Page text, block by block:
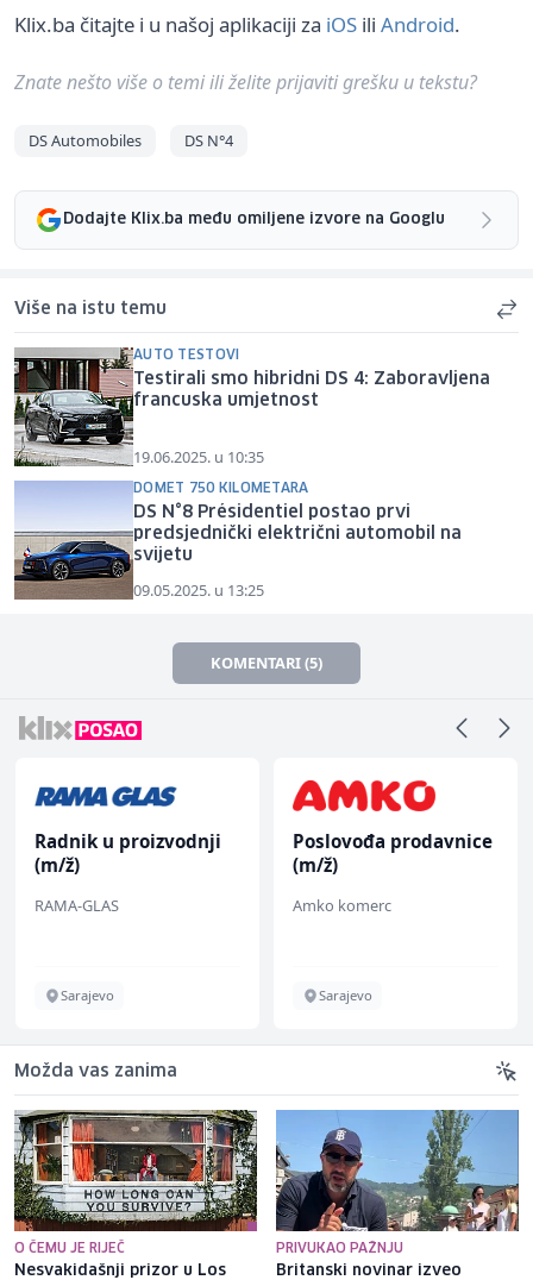
Klix.ba čitajte i u našoj aplikaciji za iOS ili Android.
Znate nešto više o temi ili želite prijaviti grešku u tekstu?
DS Automobiles DS N°4
Dodajte Klix.ba među omiljene izvore na Googlu
Više na istu temu
AUTO TESTOVI
Testirali smo hibridni DS 4: Zaboravljena
francuska umjetnost
19.06.2025. u 10:35
DOMET 750 KILOMETARA
DS N°8 Présidentiel postao prvi
predsjednički električni automobil na
svijetu
09.05.2025. u 13:25
KOMENTARI (5)
Radnik u proizvodnji
(m/ž)
RAMA-GLAS
Sarajevo
Poslovođa prodavnice
(m/ž)
Amko komerc
Sarajevo
Možda vas zanima
O ČEMU JE RIJEČ
Nesvakidašnji prizor u Los
PRIVUKAO PAŽNJU
Britanski novinar izveo